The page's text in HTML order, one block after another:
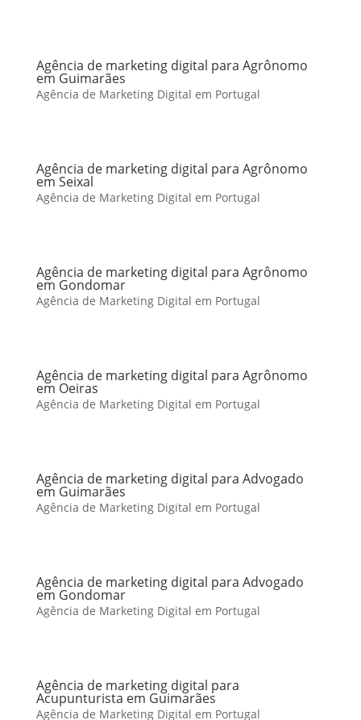
Agência de marketing digital para Agrônomo
em Guimarães
Agência de Marketing Digital em Portugal
Agência de marketing digital para Agrônomo
em Seixal
Agência de Marketing Digital em Portugal
Agência de marketing digital para Agrônomo
em Gondomar
Agência de Marketing Digital em Portugal
Agência de marketing digital para Agrônomo
em Oeiras
Agência de Marketing Digital em Portugal
Agência de marketing digital para Advogado
em Guimarães
Agência de Marketing Digital em Portugal
Agência de marketing digital para Advogado
em Gondomar
Agência de Marketing Digital em Portugal
Agência de marketing digital para
Acupunturista em Guimarães
Agência de Marketing Digital em Portugal